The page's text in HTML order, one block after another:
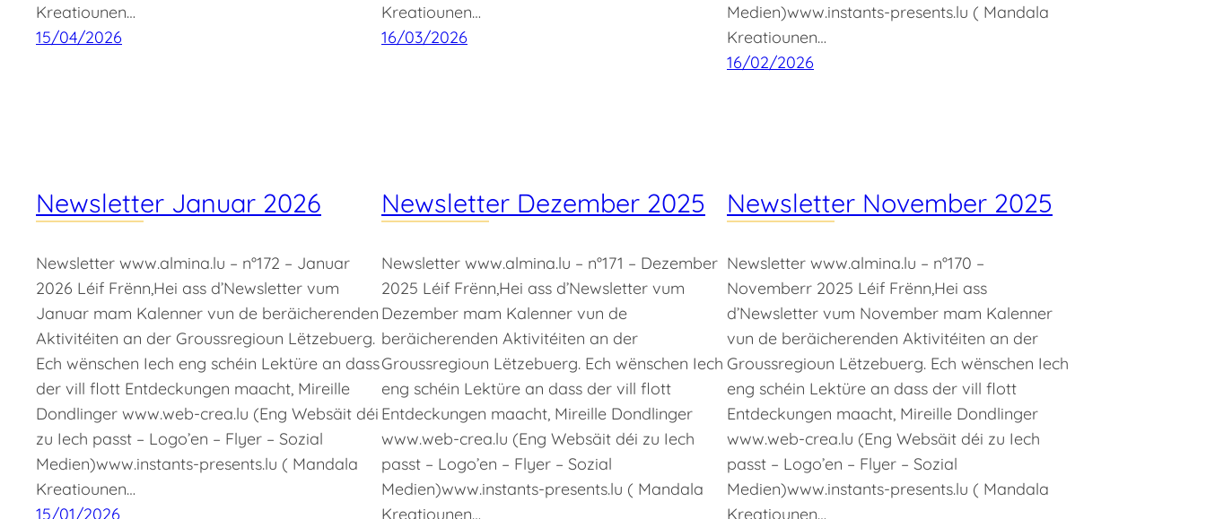
Kreatiounen…
15/04/2026
Kreatiounen…
16/03/2026
Medien)www.instants-presents.lu ( Mandala
Kreatiounen…
16/02/2026
Newsletter Januar 2026
Newsletter www.almina.lu – n°172 – Januar
2026 Léif Frënn,Hei ass d’Newsletter vum
Januar mam Kalenner vun de beräicherenden
Aktivitéiten an der Groussregioun Lëtzebuerg.
Ech wënschen Iech eng schéin Lektüre an dass
der vill flott Entdeckungen maacht, Mireille
Dondlinger www.web-crea.lu (Eng Websäit déi
zu Iech passt – Logo’en – Flyer – Sozial
Medien)www.instants-presents.lu ( Mandala
Kreatiounen…
15/01/2026
Newsletter Dezember 2025
Newsletter www.almina.lu – n°171 – Dezember
2025 Léif Frënn,Hei ass d’Newsletter vum
Dezember mam Kalenner vun de
beräicherenden Aktivitéiten an der
Groussregioun Lëtzebuerg. Ech wënschen Iech
eng schéin Lektüre an dass der vill flott
Entdeckungen maacht, Mireille Dondlinger
www.web-crea.lu (Eng Websäit déi zu Iech
passt – Logo’en – Flyer – Sozial
Medien)www.instants-presents.lu ( Mandala
Kreatiounen…
Newsletter November 2025
Newsletter www.almina.lu – n°170 –
Novemberr 2025 Léif Frënn,Hei ass
d’Newsletter vum November mam Kalenner
vun de beräicherenden Aktivitéiten an der
Groussregioun Lëtzebuerg. Ech wënschen Iech
eng schéin Lektüre an dass der vill flott
Entdeckungen maacht, Mireille Dondlinger
www.web-crea.lu (Eng Websäit déi zu Iech
passt – Logo’en – Flyer – Sozial
Medien)www.instants-presents.lu ( Mandala
Kreatiounen…